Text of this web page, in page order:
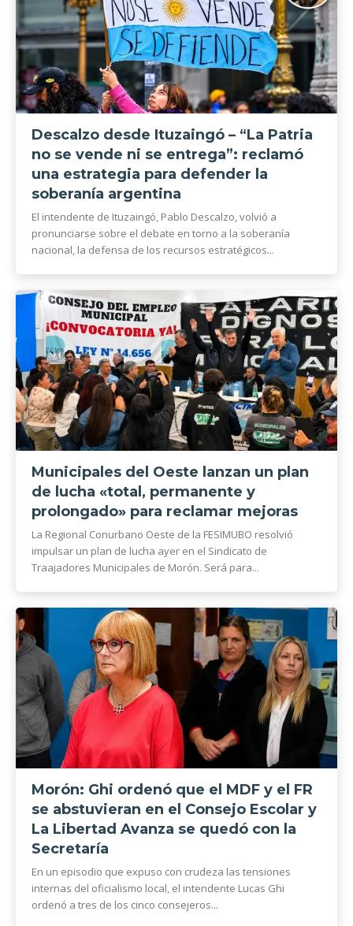
Descalzo desde Ituzaingó – “La Patria
no se vende ni se entrega”: reclamó
una estrategia para defender la
soberanía argentina
El intendente de Ituzaingó, Pablo Descalzo, volvió a
pronunciarse sobre el debate en torno a la soberanía
nacional, la defensa de los recursos estratégicos...
Municipales del Oeste lanzan un plan
de lucha «total, permanente y
prolongado» para reclamar mejoras
La Regional Conurbano Oeste de la FESIMUBO resolvió
impulsar un plan de lucha ayer en el Sindicato de
Traajadores Municipales de Morón. Será para...
Morón: Ghi ordenó que el MDF y el FR
se abstuvieran en el Consejo Escolar y
La Libertad Avanza se quedó con la
Secretaría
En un episodio que expuso con crudeza las tensiones
internas del oficialismo local, el intendente Lucas Ghi
ordenó a tres de los cinco consejeros...